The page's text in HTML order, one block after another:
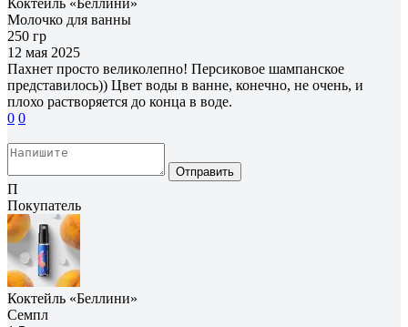
Молочко для ванны
250 гр
12 мая 2025
Пахнет просто великолепно! Персиковое шампанское
представилось)) Цвет воды в ванне, конечно, не очень, и
плохо растворяется до конца в воде.
0 0
Отправить
П
Покупатель
Коктейль «Беллини»
Семпл